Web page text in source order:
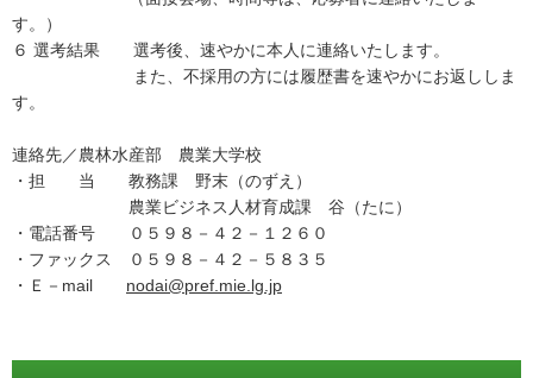
す。）
６ 選考結果 選考後、速やかに本人に連絡いたします。
また、不採用の方には履歴書を速やかにお返ししま
す。
連絡先／農林水産部 農業大学校
・担 当 教務課 野末（のずえ）
農業ビジネス人材育成課 谷（たに）
・電話番号 ０５９８－４２－１２６０
・ファックス ０５９８－４２－５８３５
・Ｅ－mail nodai@pref.mie.lg.jp